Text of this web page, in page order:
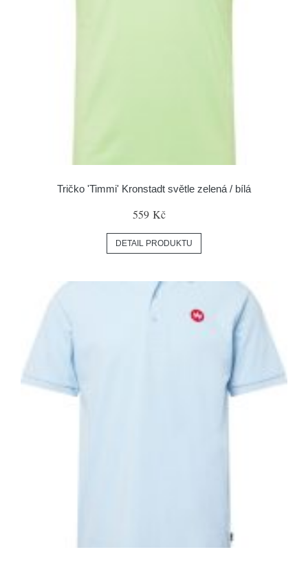
Tričko 'Timmi' Kronstadt světle zelená / bílá
559 Kč
DETAIL PRODUKTU